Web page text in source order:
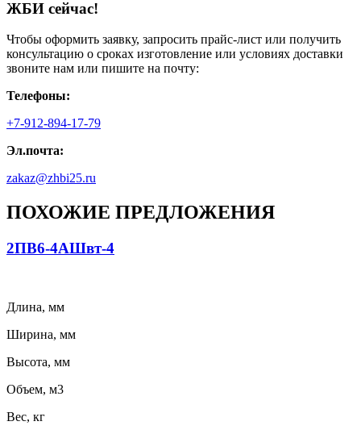
ЖБИ сейчас!
Чтобы оформить заявку, запросить прайс-лист или получить
консультацию о сроках изготовление или условиях доставки
звоните нам или пишите на почту:
Телефоны:
+7-912-894-17-79
Эл.почта:
zakaz@zhbi25.ru
ПОХОЖИЕ ПРЕДЛОЖЕНИЯ
2ПВ6-4АШвт-4
Длина, мм
Ширина, мм
Высота, мм
Объем, м3
Вес, кг